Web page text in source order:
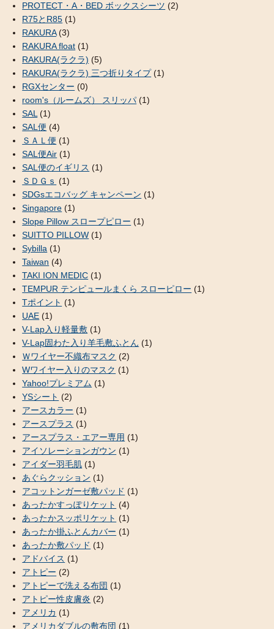
PROTECT・A・BED ボックスシーツ (2)
R75とR85 (1)
RAKURA(3)
RAKURA float (1)
RAKURA(ラクラ) (5)
RAKURA(ラクラ) 三つ折りタイプ(1)
RGXセンター (0)
room's（ルームズ） スリッパ (1)
SAL (1)
SAL便 (4)
ＳＡＬ便 (1)
SAL便Air (1)
SAL便のイギリス (1)
ＳＤＧｓ (1)
SDGsエコバッグ キャンペーン (1)
Singapore (1)
Slope Pillow スロープピロー (1)
SUITTO PILLOW (1)
Sybilla (1)
Taiwan (4)
TAKI ION MEDIC (1)
TEMPUR テンピュールまくら スローピロー (1)
Tポイント (1)
UAE (1)
V-Lap入り軽量敷 (1)
V-Lap固わた入り羊毛敷ふとん (1)
Ｗワイヤー不織布マスク (2)
Wワイヤー入りのマスク (1)
Yahoo!プレミアム (1)
YSシート (2)
アースカラー (1)
アースプラス (1)
アースプラス・エアー専用 (1)
アイソレーションガウン (1)
アイダー羽毛肌 (1)
あぐらクッション (1)
アコットンガーゼ敷パッド (1)
あったかすっぽりケット (4)
あったかスッポリケット (1)
あったか掛ふとんカバー (1)
あったか敷パッド (1)
アドバイス (1)
アトピー (2)
アトピーで洗える布団 (1)
アトピー性皮膚炎 (2)
アメリカ (1)
アメリカダブルの敷布団 (1)